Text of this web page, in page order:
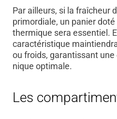
Par ailleurs, si la fraîcheur
primordiale, un panier doté
thermique sera essentiel.
caractéristique
ou froids, garantissant
nique optimale.
Les